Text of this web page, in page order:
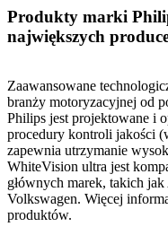
Produkty marki
największych
Zaawansowane
branży motoryzacyjnej od
Philips jest projektowane i
procedury kontroli jakości
zapewnia utrzymanie
WhiteVision ultra jest
głównych marek, takich
Volkswagen. Więcej
produktów.